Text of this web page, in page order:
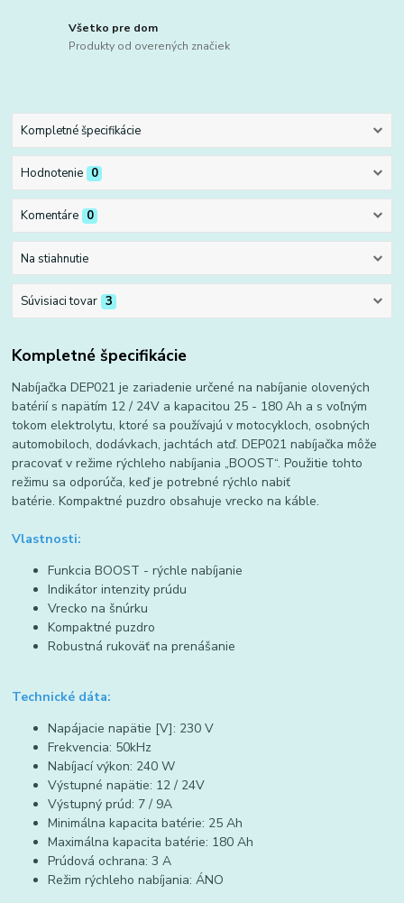
Všetko pre dom
Produkty od overených značiek
Kompletné špecifikácie
Hodnotenie 0
Komentáre 0
Na stiahnutie
Súvisiaci tovar 3
Kompletné špecifikácie
Nabíjačka DEP021 je zariadenie určené na nabíjanie olovených
batérií s napätím 12 / 24V a kapacitou 25 - 180 Ah a s voľným
tokom elektrolytu, ktoré sa používajú v motocykloch, osobných
automobiloch, dodávkach, jachtách atď. DEP021 nabíjačka môže
pracovať v režime rýchleho nabíjania „BOOST“. Použitie tohto
režimu sa odporúča, keď je potrebné rýchlo nabiť
batérie. Kompaktné puzdro obsahuje vrecko na káble.
Vlastnosti:
Funkcia BOOST - rýchle nabíjanie
Indikátor intenzity prúdu
Vrecko na šnúrku
Kompaktné puzdro
Robustná rukoväť na prenášanie
Technické dáta:
Napájacie napätie [V]: 230 V
Frekvencia: 50kHz
Nabíjací výkon: 240 W
Výstupné napätie: 12 / 24V
Výstupný prúd: 7 / 9A
Minimálna kapacita batérie: 25 Ah
Maximálna kapacita batérie: 180 Ah
Prúdová ochrana: 3 A
Režim rýchleho nabíjania: ÁNO